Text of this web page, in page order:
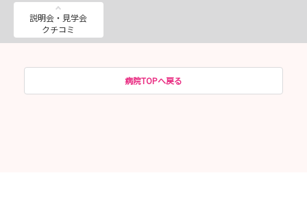
説明会・見学会
クチコミ
病院TOPへ戻る